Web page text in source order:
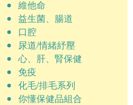
維他命
益生菌、腸道
口腔
尿道/情緒紓壓
心、肝、腎保健
免疫
化毛/排毛系列
你懂保健品組合